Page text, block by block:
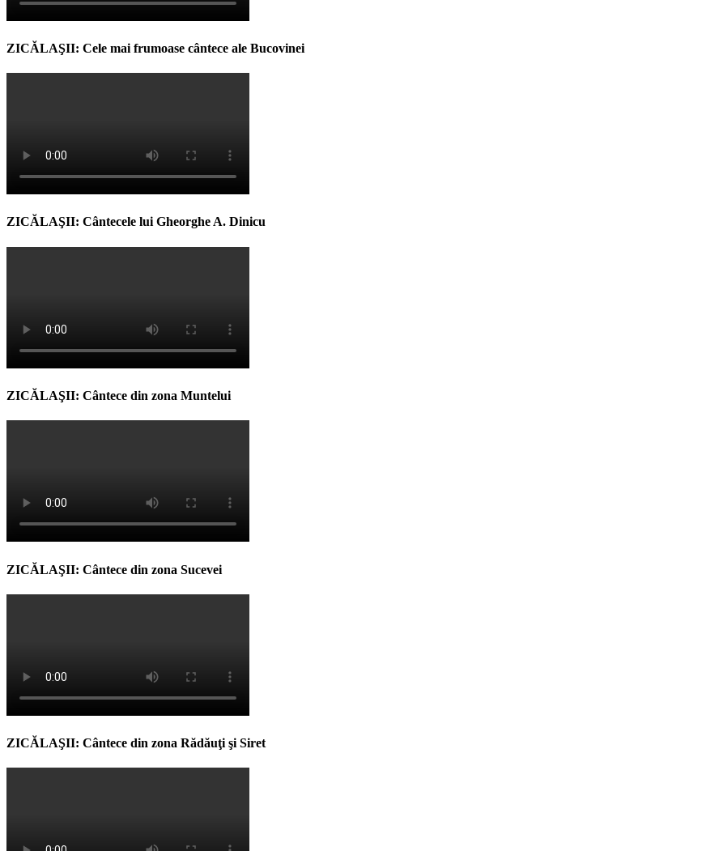
ZICĂLAŞII: Cele mai frumoase cântece ale Bucovinei
ZICĂLAŞII: Cântecele lui Gheorghe A. Dinicu
ZICĂLAŞII: Cântece din zona Muntelui
ZICĂLAŞII: Cântece din zona Sucevei
ZICĂLAŞII: Cântece din zona Rădăuţi şi Siret